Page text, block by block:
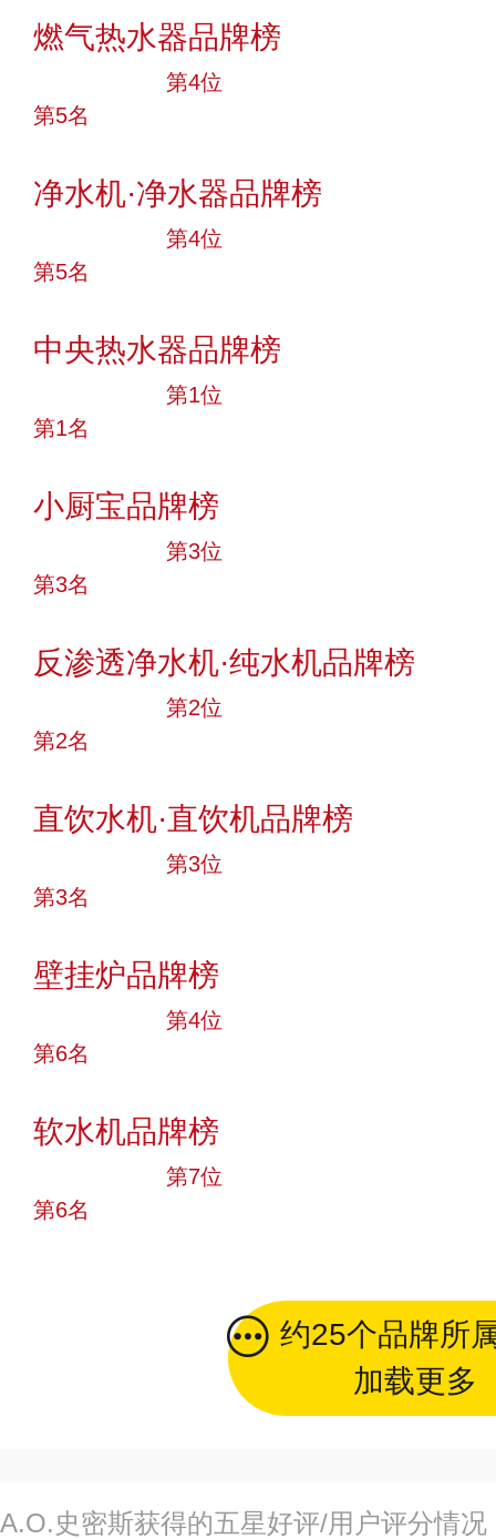
燃气热水器品牌榜
第4位
第5名
净水机·净水器品牌榜
第4位
第5名
中央热水器品牌榜
第1位
第1名
小厨宝品牌榜
第3位
第3名
反渗透净水机·纯水机品牌榜
第2位
第2名
直饮水机·直饮机品牌榜
第3位
第3名
壁挂炉品牌榜
第4位
第6名
软水机品牌榜
第7位
第6名
约25个品牌所
加载更多
A.O.史密斯获得的五星好评/用户评分情况